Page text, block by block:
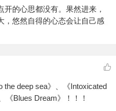
的心思都没有。果然进来，
，悠然自得的心态会让自己感
the deep sea》、《Intoxicated
《Blues Dream》！！！